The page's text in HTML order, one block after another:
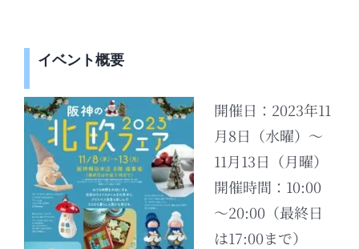
イベント概要
開催日：2023年11
月8日（水曜）～
11月13日（月曜）
開催時間：10:00
～20:00（最終日
は17:00まで）